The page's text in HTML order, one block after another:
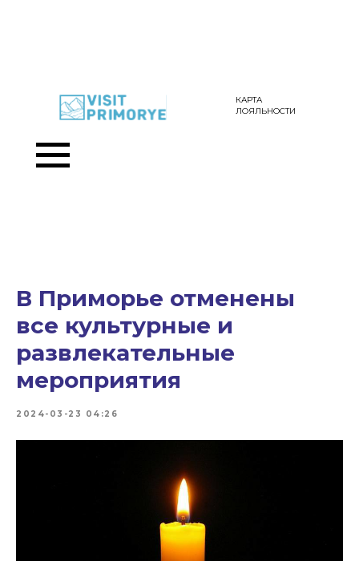
КАРТА
ЛОЯЛЬНОСТИ
В Приморье отменены
все культурные и
развлекательные
мероприятия
2024-03-23 04:26